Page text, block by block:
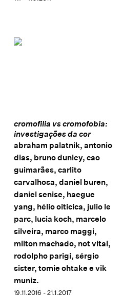
cromofilia vs cromofobia:
investigações da cor
abraham palatnik, antonio
dias, bruno dunley, cao
guimarães, carlito
carvalhosa, daniel buren,
daniel senise, haegue
yang, hélio oiticica, julio le
parc, lucia koch, marcelo
silveira, marco maggi,
milton machado, not vital,
rodolpho parigi, sérgio
sister, tomie ohtake e vik
muniz.
19.11.2016 - 21.1.2017